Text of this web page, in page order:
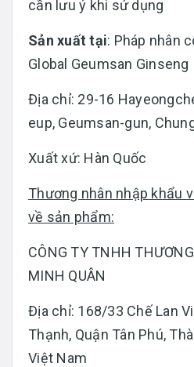
cần lưu ý khi sử dụng
Sản xuất tại: Pháp nhân
Global Geumsan Ginseng
Địa chỉ: 29-16
eup, Geumsan-gun,
Xuất xứ: Hàn Quốc
Thương nhân nhập khẩu
về sản phẩm:
CÔNG TY TNHH
MINH QUÂN
Địa chỉ: 168/33 Chế Lan
Thạnh, Quận Tân Phú,
Việt Nam